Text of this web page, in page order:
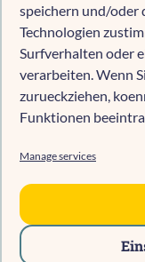
speichern und/oder
Technologien
Surfverhalten oder
verarbeiten. Wenn
zurueckziehen,
Funktionen
Manage services
Datenschutz
Cookie-
Kind anmelden
Kita-Navigator
Kita-Navigator
Kita-Navigator
Kita-Navigator
Kita-Navigator